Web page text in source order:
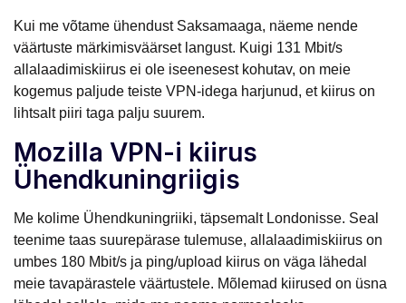
Kui me võtame ühendust Saksamaaga, näeme nende
väärtuste märkimisväärset langust. Kuigi 131 Mbit/s
allalaadimiskiirus ei ole iseenesest kohutav, on meie
kogemus paljude teiste VPN-idega harjunud, et kiirus on
lihtsalt piiri taga palju suurem.
Mozilla VPN-i kiirus
Ühendkuningriigis
Me kolime Ühendkuningriiki, täpsemalt Londonisse. Seal
teenime taas suurepärase tulemuse, allalaadimiskiirus on
umbes 180 Mbit/s ja ping/upload kiirus on väga lähedal
meie tavapärastele väärtustele. Mõlemad kiirused on üsna